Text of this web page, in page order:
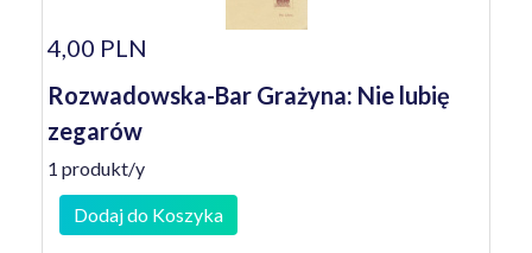
4,00 PLN
Rozwadowska-Bar Grażyna: Nie lubię
zegarów
1 produkt/y
Dodaj do Koszyka